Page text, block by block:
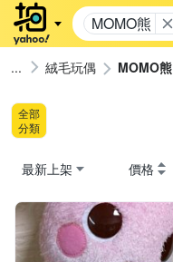
MOMO熊
絨毛玩偶 MOMO熊
全部
分類
最新上架 價格